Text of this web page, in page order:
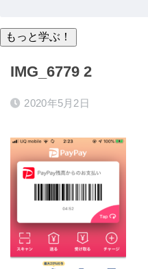
IMG_6779 2
2020年5月2日